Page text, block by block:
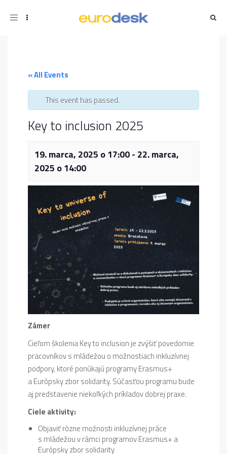
Toggle
« All Events
This event has passed.
Key to inclusion 2025
19. marca, 2025 o 17:00- 22. marca,
2025 o 14:00
Zámer
Cieľom školenia Key to inclusion je zvýšiť povedomie
pracovníkov s mládežou o možnostiach inkluzívnej
podpory, ktoré ponúkajú programy Erasmus+
a Európsky zbor solidarity. Súčasťou programu bude
aj predstavenie niekoľkých príkladov dobrej praxe.
Ciele aktivity:
Objaviť rôzne možnosti inkluzívnej práce
s mládežou v rámci programov Erasmus+ a
Európsky zbor solidarity